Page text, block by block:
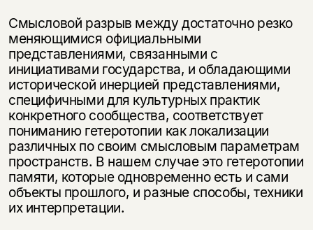
Смысловой разрыв между достаточно резко
меняющимися официальными
представлениями, связанными с
инициативами государства, и обладающими
исторической инерцией представлениями,
специфичными для культурных практик
конкретного сообщества, соответствует
пониманию гетеротопии как локализации
различных по своим смысловым параметрам
пространств. В нашем случае это гетеротопии
памяти, которые одновременно есть и сами
объекты прошлого, и разные способы, техники
их интерпретации.